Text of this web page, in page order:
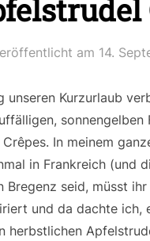
am 14.
Kurzurlaub
In meinem
in Frankreich (und
Bregenz seid, müsst
und da dachte ich,
herbstlichen